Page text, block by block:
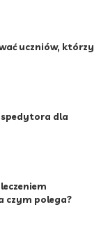
uczniów, którzy
spedytora dla
czym polega?